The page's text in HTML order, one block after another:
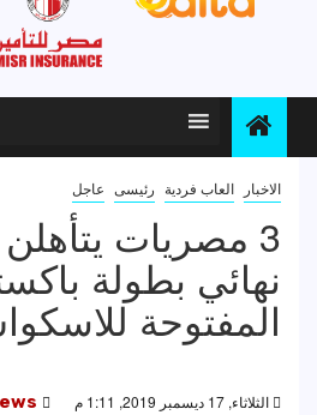
الاخبار العاب فردية رئيسى عاجل
3 مصريات
نهائي بطولة
المفتوحة
الثلاثاء, 17 ديسمبر 2019, 1:11 م